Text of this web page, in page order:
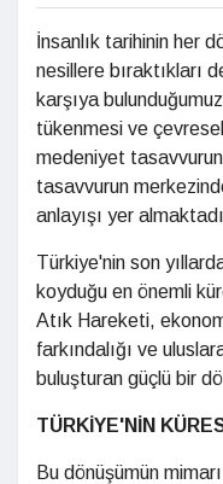
İnsanlık tarihinin her
nesillere bıraktıkları
karşıya
tükenmesi ve
medeniyet
tasavvurun
anlayışı yer
Türkiye'nin son
koyduğu en önemli
Atık Hareketi,
farkındalığı ve
buluşturan güçlü bir
TÜRKİYE'NİN
Bu dönüşümün